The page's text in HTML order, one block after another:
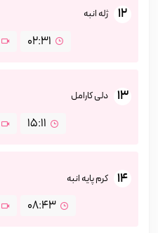
12 ژله انبه
02:31
13 دلی کارامل
15:11
14 کرم پایه انبه
08:43